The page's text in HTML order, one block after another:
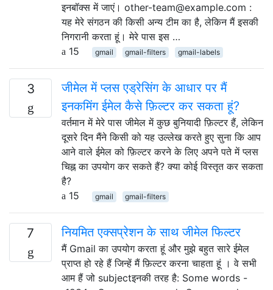
इनबॉक्स में जाएं। other-team@example.com :
यह मेरे संगठन की किसी अन्य टीम का है, लेकिन मैं इसकी
निगरानी करता हूं। मेरे पास इस …
15
gmail gmail-filters gmail-labels
3
जीमेल में प्लस एड्रेसिंग के आधार पर मैं
इनकमिंग ईमेल कैसे फ़िल्टर कर सकता हूं?
वर्तमान में मेरे पास जीमेल में कुछ बुनियादी फ़िल्टर हैं, लेकिन
दूसरे दिन मैंने किसी को यह उल्लेख करते हुए सुना कि आप
आने वाले ईमेल को फ़िल्टर करने के लिए अपने पते में प्लस
चिह्न का उपयोग कर सकते हैं? क्या कोई विस्तृत कर सकता
है?
15
gmail gmail-filters
7 नियमित एक्सप्रेशन के साथ जीमेल फिल्टर
मैं Gmail का उपयोग करता हूं और मुझे बहुत सारे ईमेल
प्राप्त हो रहे हैं जिन्हें मैं फ़िल्टर करना चाहता हूं । वे सभी
आम हैं जो subjectइनकी तरह है: Some words -